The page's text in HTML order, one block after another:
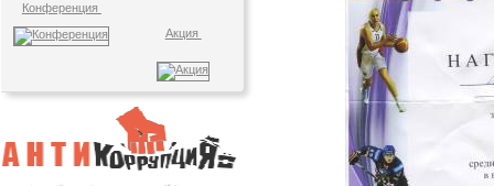
Конференция
Акция